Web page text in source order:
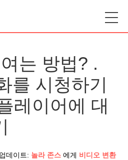
는 방법? .
를 시청하기
레이어에 대
데이트: 놀라 존스 에게 비디오 변환